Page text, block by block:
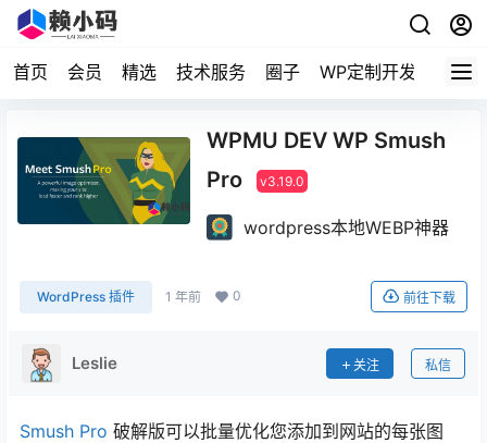
首页 会员 精选 技术服务 圈子 WP定制开发
WPMU DEV WP Smush
Pro
v3.19.0
wordpress本地WEBP神器
WordPress 插件 1 年前 0 前往下载
Leslie 关注 私信
Smush Pro 破解版可以批量优化您添加到网站的每张图